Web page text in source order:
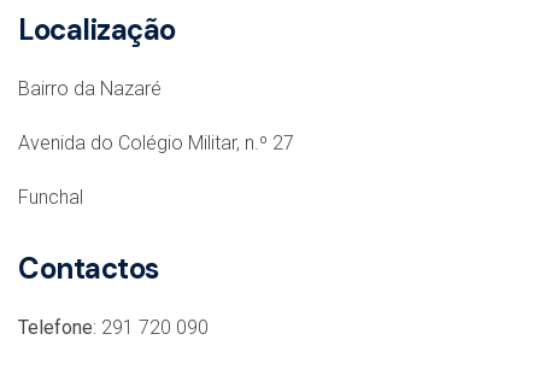
Localização
Bairro da Nazaré
Avenida do Colégio Militar, n.º 27
Funchal
Contactos
Telefone: 291 720 090